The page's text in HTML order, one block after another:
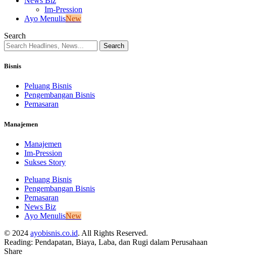
Im-Pression
Ayo MenulisNew
Search
Bisnis
Peluang Bisnis
Pengembangan Bisnis
Pemasaran
Manajemen
Manajemen
Im-Pression
Sukses Story
Peluang Bisnis
Pengembangan Bisnis
Pemasaran
News Biz
Ayo MenulisNew
© 2024 ayobisnis.co.id. All Rights Reserved.
Reading: Pendapatan, Biaya, Laba, dan Rugi dalam Perusahaan
Share